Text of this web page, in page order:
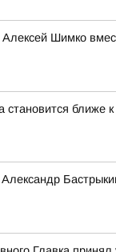
Шимко
ближе